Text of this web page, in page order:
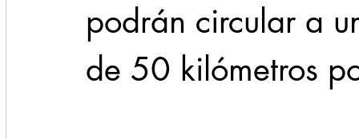
podrán circular a
de 50 kilómetros